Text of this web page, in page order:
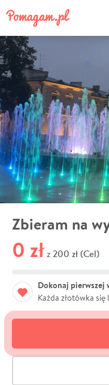
Zbieram na
0 zł z 200 zł (Cel)
Dokonaj pierwszej
Każda złotówka się